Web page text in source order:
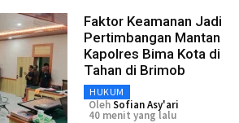
Faktor Keamanan Jadi
Pertimbangan Mantan
Kapolres Bima Kota di
Tahan di Brimob
HUKUM
OlehSofian Asy'ari
40 menit yang lalu